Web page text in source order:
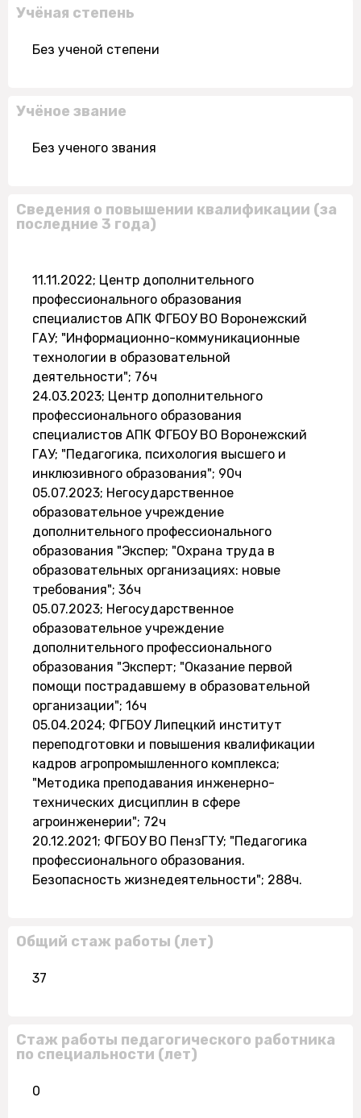
Учёная степень
Без ученой степени
Учёное звание
Без ученого звания
Сведения о повышении квалификации (за
последние 3 года)
11.11.2022; Центр дополнительного
профессионального образования
специалистов АПК ФГБОУ ВО Воронежский
ГАУ; "Информационно-коммуникационные
технологии в образовательной
деятельности"; 76ч
24.03.2023; Центр дополнительного
профессионального образования
специалистов АПК ФГБОУ ВО Воронежский
ГАУ; "Педагогика, психология высшего и
инклюзивного образования"; 90ч
05.07.2023; Негосударственное
образовательное учреждение
дополнительного профессионального
образования "Экспер; "Охрана труда в
образовательных организациях: новые
требования"; 36ч
05.07.2023; Негосударственное
образовательное учреждение
дополнительного профессионального
образования "Эксперт; "Оказание первой
помощи пострадавшему в образовательной
организации"; 16ч
05.04.2024; ФГБОУ Липецкий институт
переподготовки и повышения квалификации
кадров агропромышленного комплекса;
"Методика преподавания инженерно-
технических дисциплин в сфере
агроинженерии"; 72ч
20.12.2021; ФГБОУ ВО ПензГТУ; "Педагогика
профессионального образования.
Безопасность жизнедеятельности"; 288ч.
Общий стаж работы (лет)
37
Стаж работы педагогического работника
по специальности (лет)
0